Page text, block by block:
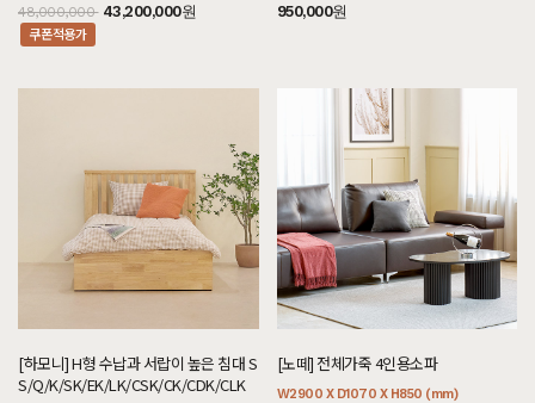
[[한정특가] [헤리티지월넛] 플로렌스 의자 콩고]
7월 25일 서울 마포 황**고객님 설치후기입니다
[[오크] A형 실버철재수납장]
7월 25일 경기 용인 김**고객님 설치후기입니다
[[오크] C형 벽선반]
7월 25일 경기 시흥 김**고객님 설치후기입니다
[[블랙러버] AB형 책장2X4 화이트투톤]
7월 25일 경기 시흥 김**고객님 설치후기입니다
[[하모니] AB형 책장2X2 화이트투톤]
7월 25일 경기 시흥 김**고객님 설치후기입니다
48,000,000 43,200,000원
쿠폰적용가
950,000원
[하모니] H형 수납과 서랍이 높은 침대 S
S/Q/K/SK/EK/LK/CSK/CK/CDK/CLK
[노떼] 전체가죽 4인용소파
W2900 X D1070 X H850 (mm)